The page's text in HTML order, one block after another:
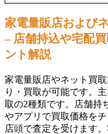
家電量販店および
– 店舗持込や宅配
ント解説
家電量販店やネット買
り・買取が可能です。
取の2種類です。店舗持
やアプリで買取価格を
店頭で査定を受けます